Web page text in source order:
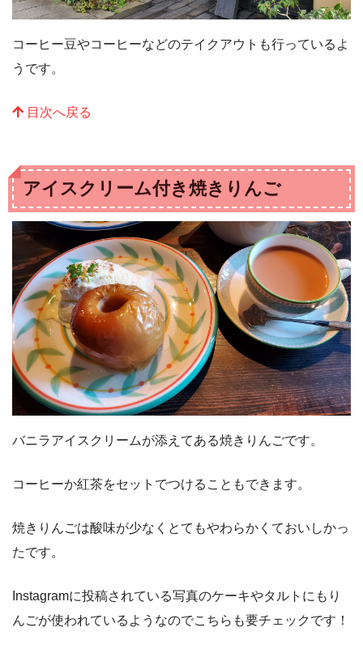
コーヒー豆やコーヒーなどのテイクアウトも行っているよ
うです。
目次へ戻る
アイスクリーム付き焼きりんご
バニラアイスクリームが添えてある焼きりんごです。
コーヒーか紅茶をセットでつけることもできます。
焼きりんごは酸味が少なくとてもやわらかくておいしかっ
たです。
Instagramに投稿されている写真のケーキやタルトにもり
んごが使われているようなのでこちらも要チェックです！